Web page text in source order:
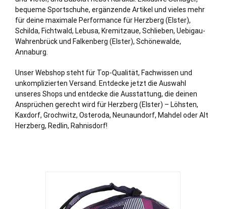
bequeme Sportschuhe, ergänzende Artikel und vieles mehr
für deine maximale Performance für Herzberg (Elster),
Schilda, Fichtwald, Lebusa, Kremitzaue, Schlieben, Uebigau-
Wahrenbrück und Falkenberg (Elster), Schönewalde,
Annaburg.
Unser Webshop steht für Top-Qualität, Fachwissen und
unkomplizierten Versand. Entdecke jetzt die Auswahl
unseres Shops und entdecke die Ausstattung, die deinen
Ansprüchen gerecht wird für Herzberg (Elster) – Löhsten,
Kaxdorf, Grochwitz, Osteroda, Neunaundorf, Mahdel oder Alt
Herzberg, Redlin, Rahnisdorf!